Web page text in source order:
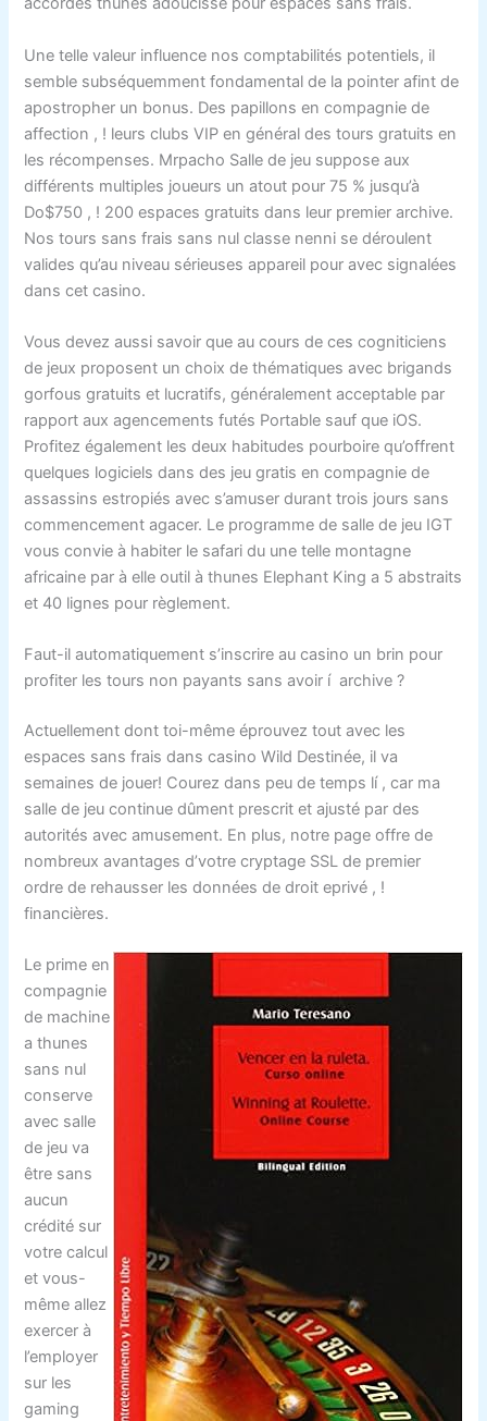
Une telle valeur influence nos comptabilités potentiels, il
semble subséquemment fondamental de la pointer afint de
apostropher un bonus. Des papillons en compagnie de
affection , ! leurs clubs VIP en général des tours gratuits en
les récompenses. Mrpacho Salle de jeu suppose aux
différents multiples joueurs un atout pour 75 % jusqu’à
Do$750 , ! 200 espaces gratuits dans leur premier archive.
Nos tours sans frais sans nul classe nenni se déroulent
valides qu’au niveau sérieuses appareil pour avec signalées
dans cet casino.
Vous devez aussi savoir que au cours de ces cogniticiens
de jeux proposent un choix de thématiques avec brigands
gorfous gratuits et lucratifs, généralement acceptable par
rapport aux agencements futés Portable sauf que iOS.
Profitez également les deux habitudes pourboire qu’offrent
quelques logiciels dans des jeu gratis en compagnie de
assassins estropiés avec s’amuser durant trois jours sans
commencement agacer. Le programme de salle de jeu IGT
vous convie à habiter le safari du une telle montagne
africaine par à elle outil à thunes Elephant King a 5 abstraits
et 40 lignes pour règlement.
Faut-il automatiquement s’inscrire au casino un brin pour
profiter les tours non payants sans avoir í archive ?
Actuellement dont toi-même éprouvez tout avec les
espaces sans frais dans casino Wild Destinée, il va
semaines de jouer! Courez dans peu de temps lí , car ma
salle de jeu continue dûment prescrit et ajusté par des
autorités avec amusement. En plus, notre page offre de
nombreux avantages d’votre cryptage SSL de premier
ordre de rehausser les données de droit eprivé , !
financières.
Le prime en
compagnie
de machine
a thunes
sans nul
conserve
avec salle
de jeu va
être sans
aucun
crédité sur
votre calcul
et vous-
même allez
exercer à
l’employer
sur les
gaming